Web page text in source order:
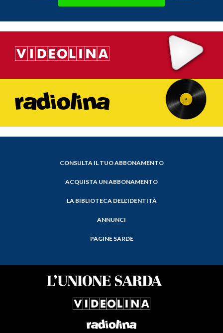
CONSULTA IL TUO ABBONAMENTO
ACQUISTA UN ABBONAMENTO
LA BIBLIOTECA DELL'IDENTITÀ
ANNUNCI
PAGINE SARDE